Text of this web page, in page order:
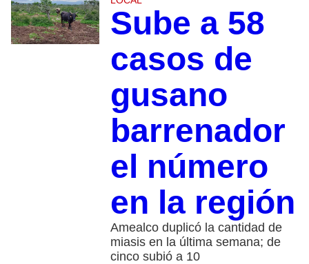
Sube a 58
casos de
gusano
barrenador
el número
en la región
Amealco duplicó la cantidad de
miasis en la última semana; de
cinco subió a 10